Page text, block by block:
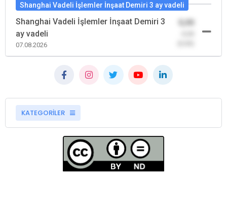
Shanghai Vadeli İşlemler İnşaat Demiri 3 ay vadeli
Shanghai Vadeli İşlemler İnşaat Demiri 3
ay vadeli
07.08.2026
KATEGORİLER